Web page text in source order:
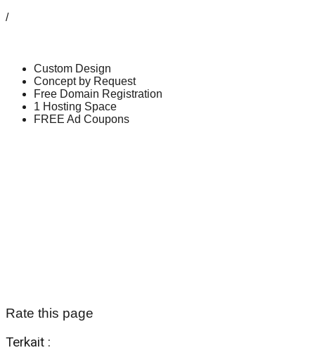
/
Custom Design
Concept by Request
Free Domain Registration
1 Hosting Space
FREE Ad Coupons
Rate this page
Terkait :